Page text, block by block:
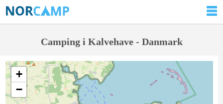
Camping i Kalvehave - Danmark
+
−